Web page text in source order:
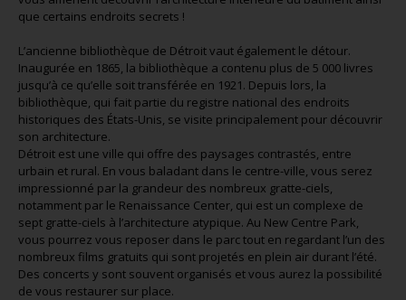
que certains endroits secrets !
L’ancienne bibliothèque de Détroit vaut également le détour.
Inaugurée en 1865, la bibliothèque a contenu plus de 5 000 livres
jusqu’à ce qu’elle soit transférée en 1921. Depuis lors, la
bibliothèque, qui fait partie du registre national des endroits
historiques des États-Unis, se visite principalement pour découvrir
son architecture.
Détroit est une ville qui offre des paysages contrastés, entre
urbain et rural. En vous baladant dans le centre-ville, vous serez
impressionné par la grandeur des nombreux gratte-ciels,
notamment par le Renaissance Center, qui est un complexe de
sept gratte-ciels à l’architecture atypique. Au New Centre Park,
vous pourrez vous reposer dans le parc tout en regardant l’un des
nombreux films gratuits qui sont projetés en plein air durant l’été.
Des concerts y sont souvent organisés et vous aurez la possibilité
de vous restaurer sur place.